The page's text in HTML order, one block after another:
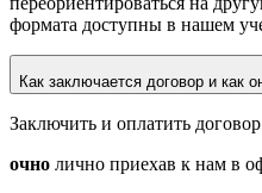
формата доступны в нашем
Как заключается договор и как
Заключить и оплатить
очно лично приехав к нам в